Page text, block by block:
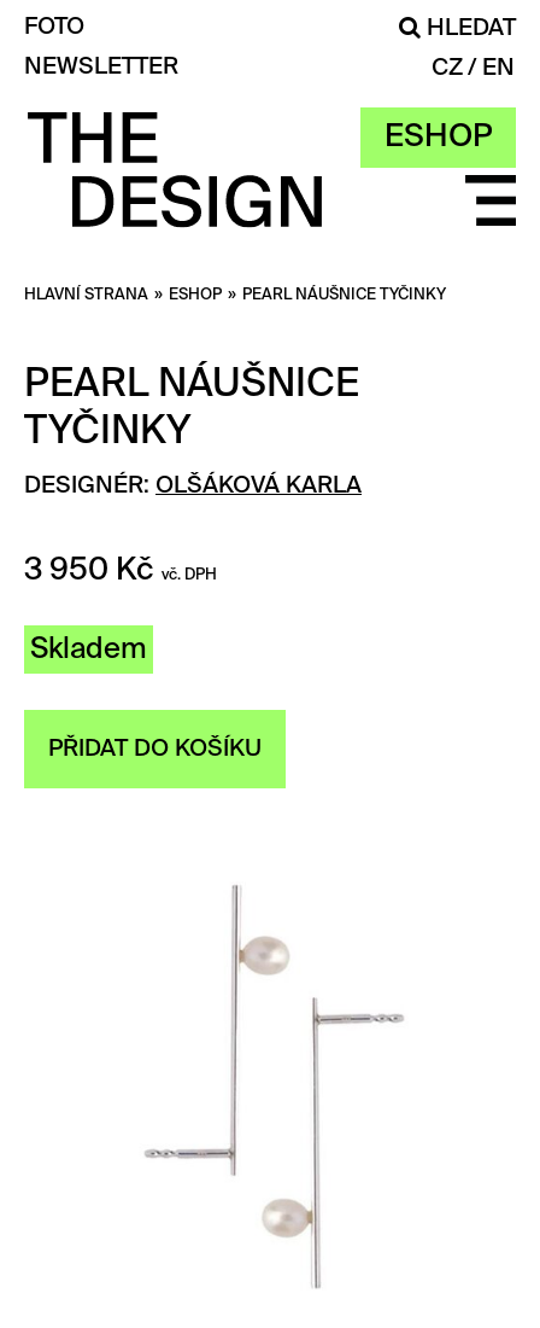
ESHOP
FOTO
HLEDAT
NEWSLETTER
CZ EN
HLAVNÍ STRANA » ESHOP » PEARL NÁUŠNICE TYČINKY
PEARL NÁUŠNICE
TYČINKY
DESIGNÉR: OLŠÁKOVÁ KARLA
3 950 Kč vč. DPH
Skladem
PŘIDAT DO KOŠÍKU